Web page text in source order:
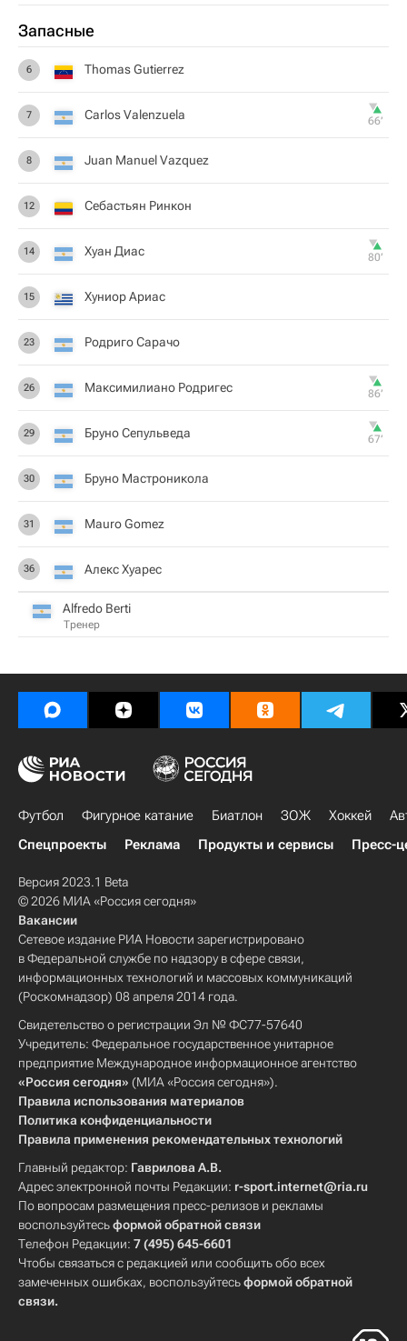
Запасные
6 Thomas Gutierrez
7 Carlos Valenzuela 66‎’‎
8 Juan Manuel Vazquez
12 Себастьян Ринкон
14 Хуан Диас 80‎’‎
15 Хуниор Ариас
23 Родриго Сарачо
26 Максимилиано Родригес 86‎’‎
29 Бруно Сепульведа 67‎’‎
30 Бруно Мастроникола
31 Mauro Gomez
36 Алекс Хуарес
Alfredo Berti
Тренер
Футбол Фигурное катание Биатлон ЗОЖ Хоккей
Спецпроекты
Реклама Продукты и сервисы Пресс-
Версия 2023.1 Beta
© 2026 МИА «Россия сегодня»
Вакансии
Сетевое издание РИА Новости зарегистрировано
в Федеральной службе по надзору в сфере связи,
информационных технологий и массовых коммуникаций
(Роскомнадзор) 08 апреля 2014 года.
Свидетельство о регистрации Эл № ФС77-57640
Учредитель: Федеральное государственное унитарное
предприятие Международное информационное агентство
«Россия сегодня» (МИА «Россия сегодня»).
Правила использования материалов
Политика конфиденциальности
Правила применения рекомендательных технологий
Главный редактор: Гаврилова А.В.
Адрес электронной почты Редакции: r-sport.internet@ria.ru
По вопросам размещения пресс-релизов и рекламы
воспользуйтесьформой обратной связи
Телефон Редакции: 7 (495) 645-6601
Чтобы связаться с редакцией или сообщить обо всех
замеченных ошибках, воспользуйтесьформой обратной
связи.